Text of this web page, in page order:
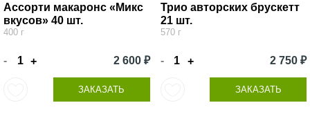
Ассорти макаронс «Микс
вкусов» 40 шт.
400 г
- + 2 600 ₽
ЗАКАЗАТЬ
Трио авторских брускетт
21 шт.
570 г
- + 2 750 ₽
ЗАКАЗАТЬ